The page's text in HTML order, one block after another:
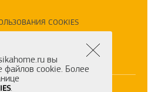
COOKIES
вы
файлов cookie. Более
.